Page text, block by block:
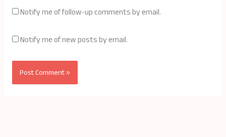
Notify me of follow-up comments by email.
Notify me of new posts by email.